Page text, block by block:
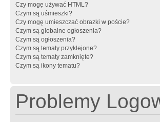
Czy mogę używać HTML?
Czym są uśmieszki?
Czy mogę umieszczać obrazki w poście?
Czym są globalne ogłoszenia?
Czym są ogłoszenia?
Czym są tematy przyklejone?
Czym są tematy zamknięte?
Czym są ikony tematu?
Problemy